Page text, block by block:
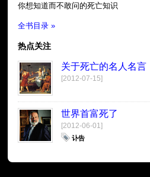
你想知道而不敢问的死亡知识
全书目录 »
热点关注
关于死亡的名人名言
[2012-07-15]
世界首富死了
[2012-06-01]
讣告